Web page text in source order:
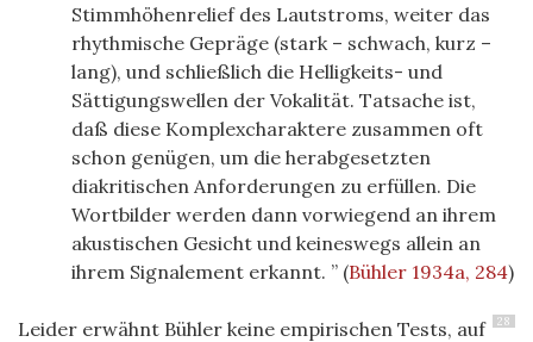
Stimmhöhenrelief des Lautstroms, weiter das
rhythmische Gepräge (stark – schwach, kurz –
lang), und schließlich die Helligkeits- und
Sättigungswellen der Vokalität. Tatsache ist,
daß diese Komplexcharaktere zusammen oft
schon genügen, um die herabgesetzten
diakritischen Anforderungen zu erfüllen. Die
Wortbilder werden dann vorwiegend an ihrem
akustischen Gesicht und keineswegs allein an
ihrem Signalement erkannt.
(Bühler 1934a, 284)
28
Leider erwähnt Bühler keine empirischen Tests, auf